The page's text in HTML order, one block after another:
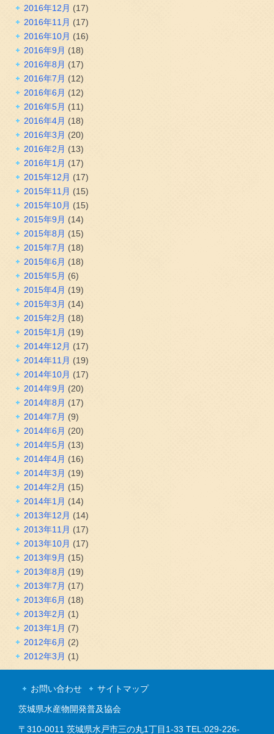
2016年12月 (17)
2016年11月 (17)
2016年10月 (16)
2016年9月 (18)
2016年8月 (17)
2016年7月 (12)
2016年6月 (12)
2016年5月 (11)
2016年4月 (18)
2016年3月 (20)
2016年2月 (13)
2016年1月 (17)
2015年12月 (17)
2015年11月 (15)
2015年10月 (15)
2015年9月 (14)
2015年8月 (15)
2015年7月 (18)
2015年6月 (18)
2015年5月 (6)
2015年4月 (19)
2015年3月 (14)
2015年2月 (18)
2015年1月 (19)
2014年12月 (17)
2014年11月 (19)
2014年10月 (17)
2014年9月 (20)
2014年8月 (17)
2014年7月 (9)
2014年6月 (20)
2014年5月 (13)
2014年4月 (16)
2014年3月 (19)
2014年2月 (15)
2014年1月 (14)
2013年12月 (14)
2013年11月 (17)
2013年10月 (17)
2013年9月 (15)
2013年8月 (19)
2013年7月 (17)
2013年6月 (18)
2013年2月 (1)
2013年1月 (7)
2012年6月 (2)
2012年3月 (1)
お問い合わせ サイトマップ
茨城県水産物開発普及協会
〒310-0011 茨城県水戸市三の丸1丁目1-33 TEL:029-226-